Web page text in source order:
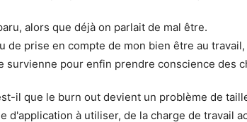
alors que déjà on parlait de mal être.
de prise en compte de mon bien être au
survienne pour enfin prendre conscience des
il que le burn out devient un problème de
d'application à utiliser, de la charge de travail